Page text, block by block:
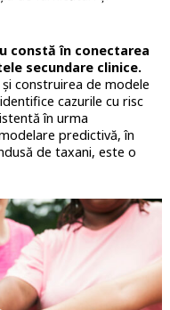
constă în conectarea
secundare clinice.
construirea de modele
cazurile cu risc
în urma
predictivă, în
de taxani, este o